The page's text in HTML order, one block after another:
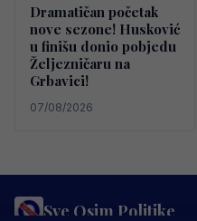
Dramatičan početak
nove sezone! Husković
u finišu donio pobjedu
Željezničaru na
Grbavici!
07/08/2026
Sve Osim Politike